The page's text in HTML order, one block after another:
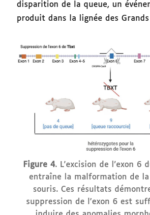
disparition de la queue, un
produit dans la lignée des Grands
Figure 4. L’excision de l’exon 6
entraîne la malformation de la
souris. Ces résultats
suppression de l’exon 6 est